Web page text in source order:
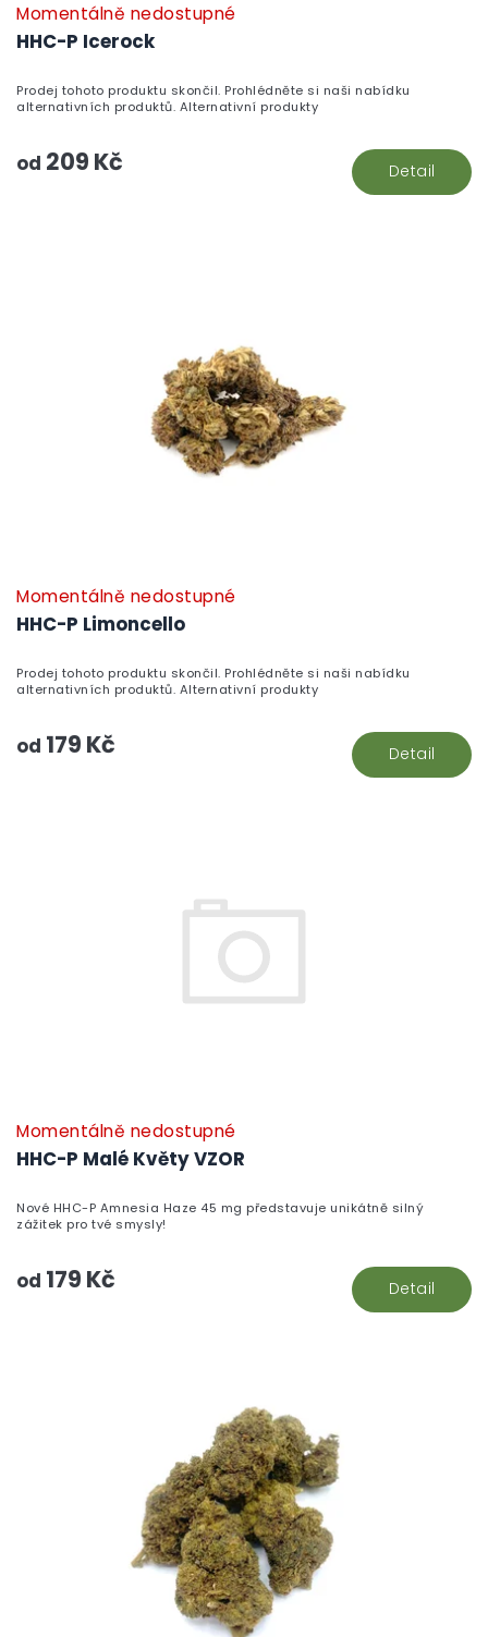
HHC-P Icerock
Momentálně nedostupné
od 209 Kč Detail
Prodej tohoto produktu skončil. Prohlédněte si naši nabídku
alternativních produktů. Alternativní produkty
HHC-P Limoncello
Momentálně nedostupné
od 179 Kč Detail
Prodej tohoto produktu skončil. Prohlédněte si naši nabídku
alternativních produktů. Alternativní produkty
HHC-P Malé Květy VZOR
Momentálně nedostupné
od 179 Kč Detail
Nové HHC-P Amnesia Haze 45 mg představuje unikátně silný
zážitek pro tvé smysly!